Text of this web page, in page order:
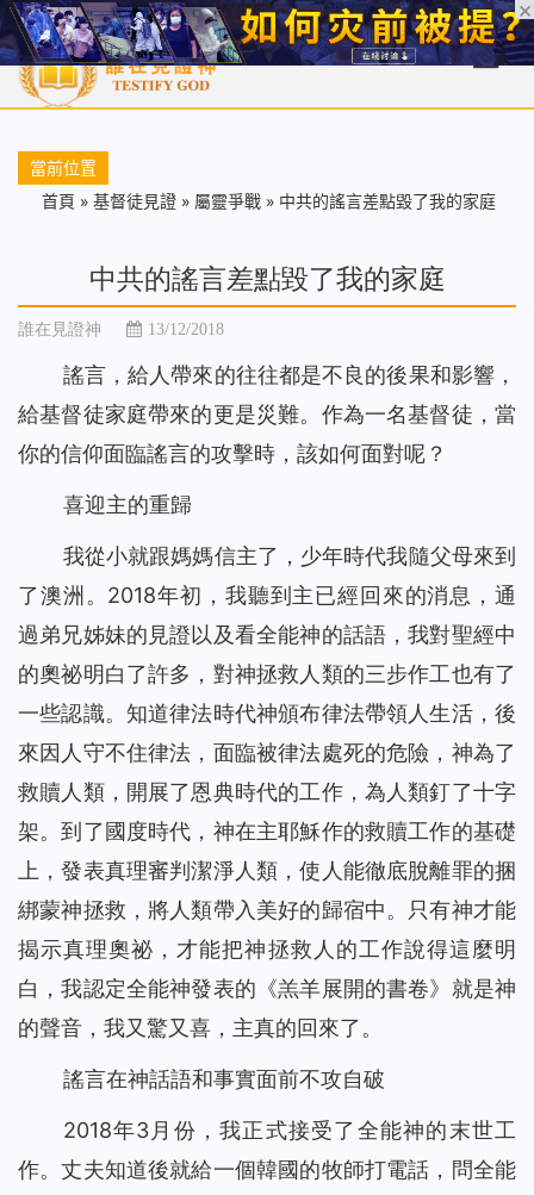
首頁 每日靈糧 天國福音 基督徒見證 信仰解答 聖經
當前位置
首頁 » 基督徒見證 » 屬靈爭戰 » 中共的謠言差點毀了我的家庭
中共的謠言差點毀了我的家庭
誰在見證神 13/12/2018
謠言，給人帶來的往往都是不良的後果和影響，
給基督徒家庭帶來的更是災難。作為一名基督徒，當
你的信仰面臨謠言的攻擊時，該如何面對呢？
喜迎主的重歸
我從小就跟媽媽信主了，少年時代我隨父母來到
了澳洲。2018年初，我聽到主已經回來的消息，通
過弟兄姊妹的見證以及看全能神的話語，我對聖經中
的奧祕明白了許多，對神拯救人類的三步作工也有了
一些認識。知道律法時代神頒布律法帶領人生活，後
來因人守不住律法，面臨被律法處死的危險，神為了
救贖人類，開展了恩典時代的工作，為人類釘了十字
架。到了國度時代，神在主耶穌作的救贖工作的基礎
上，發表真理審判潔淨人類，使人能徹底脫離罪的捆
綁蒙神拯救，將人類帶入美好的歸宿中。只有神才能
揭示真理奧祕，才能把神拯救人的工作說得這麼明
白，我認定全能神發表的《羔羊展開的書卷》就是神
的聲音，我又驚又喜，主真的回來了。
謠言在神話語和事實面前不攻自破
2018年3月份，我正式接受了全能神的末世工
作。丈夫知道後就給一個韓國的牧師打電話，問全能